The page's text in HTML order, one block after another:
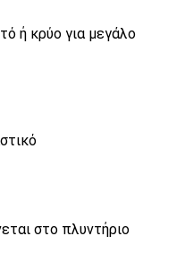
ή κρύο για μεγάλο
στο πλυντήριο